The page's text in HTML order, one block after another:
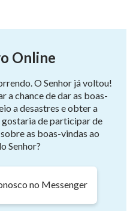
Online
O Senhor já voltou!
a chance de dar as boas-
a desastres e obter a
gostaria de participar de
as boas-vindas ao
Senhor?
no Messenger